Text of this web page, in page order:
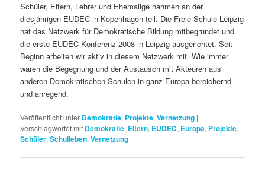
Schüler, Eltern, Lehrer und Ehemalige nahmen an der
diesjährigen EUDEC in Kopenhagen teil. Die Freie Schule Leipzig
hat das Netzwerk für Demokratische Bildung mitbegründet und
die erste EUDEC-Konferenz 2008 in Leipzig ausgerichtet. Seit
Beginn arbeiten wir aktiv in diesem Netzwerk mit. Wie immer
waren die Begegnung und der Austausch mit Akteuren aus
anderen Demokratischen Schulen in ganz Europa bereichernd
und anregend.
Veröffentlicht unter Demokratie, Projekte,Vernetzung |
Verschlagwortet mit Demokratie, Eltern, EUDEC, Europa, Projekte,
Schüler,Schulleben,Vernetzung